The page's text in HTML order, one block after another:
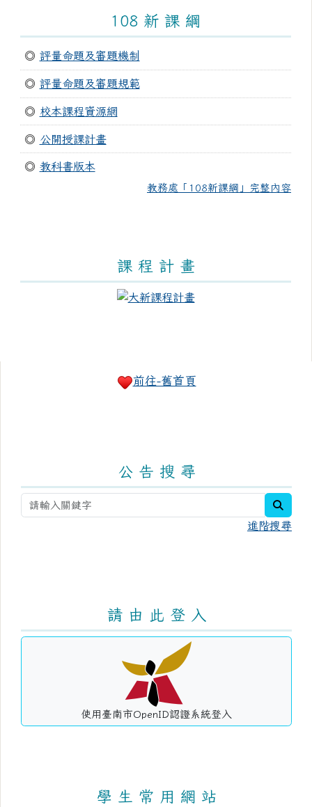
108 新 課 綱
◎ 評量命題及審題機制
◎ 評量命題及審題規範
◎ 校本課程資源網
◎ 公開授課計畫
◎ 教科書版本
教務處「108新課綱」完整內容
課 程 計 畫
前往-舊首頁
公 告 搜 尋
進階搜尋
請 由 此 登 入
使用臺南市OpenID認證系統登入
學 生 常 用 網 站